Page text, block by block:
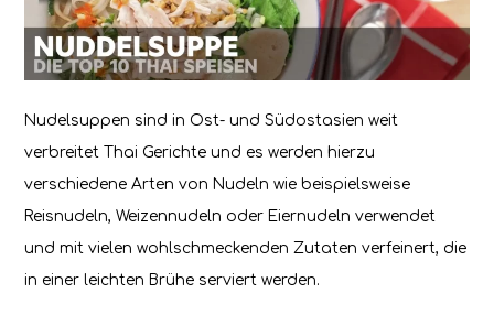
Nudelsuppen sind in Ost- und Südostasien weit
verbreitet Thai Gerichte und es werden hierzu
verschiedene Arten von Nudeln wie beispielsweise
Reisnudeln, Weizennudeln oder Eiernudeln verwendet
und mit vielen wohlschmeckenden Zutaten verfeinert, die
in einer leichten Brühe serviert werden.